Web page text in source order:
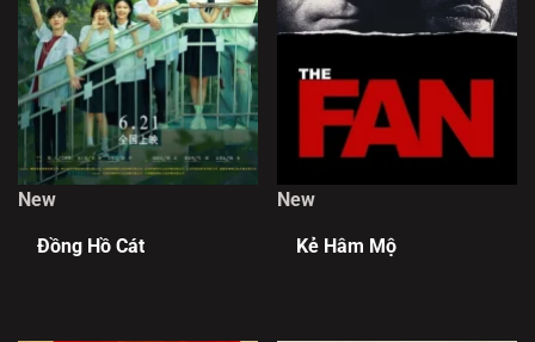
New
Đồng Hồ Cát
New
Kẻ Hâm Mộ